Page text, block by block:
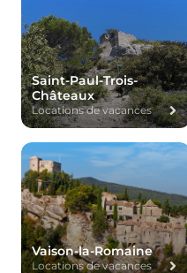
Saint-Paul-Trois-
Châteaux
Locations de vacances
Vaison-la-Romaine
Locations de vacances